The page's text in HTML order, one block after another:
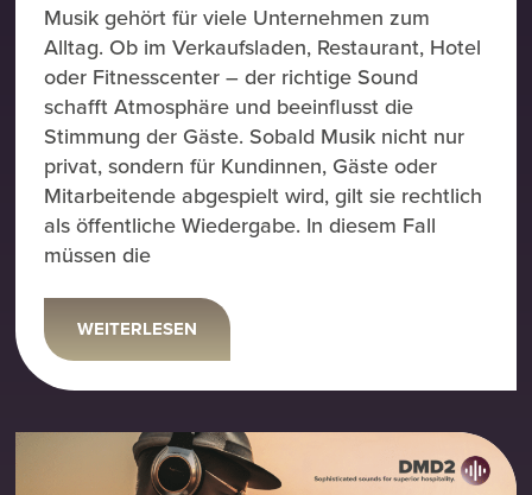
Musik gehört für viele Unternehmen zum
Alltag. Ob im Verkaufsladen, Restaurant, Hotel
oder Fitnesscenter – der richtige Sound
schafft Atmosphäre und beeinflusst die
Stimmung der Gäste. Sobald Musik nicht nur
privat, sondern für Kundinnen, Gäste oder
Mitarbeitende abgespielt wird, gilt sie rechtlich
als öffentliche Wiedergabe. In diesem Fall
müssen die
WEITERLESEN